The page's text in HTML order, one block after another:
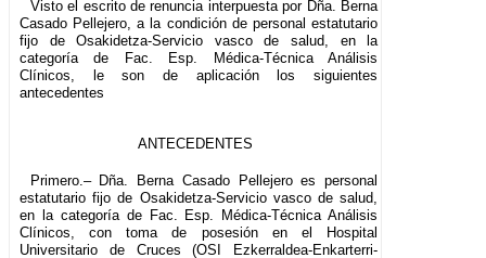
Visto el escrito de renuncia interpuesta por Dña. Berna
Casado Pellejero, a la condición de personal estatutario
fijo de Osakidetza-Servicio vasco de salud, en la
categoría de Fac. Esp. Médica-Técnica Análisis
Clínicos, le son de aplicación los siguientes
antecedentes
ANTECEDENTES
Primero.– Dña. Berna Casado Pellejero es personal
estatutario fijo de Osakidetza-Servicio vasco de salud,
en la categoría de Fac. Esp. Médica-Técnica Análisis
Clínicos, con toma de posesión en el Hospital
Universitario de Cruces (OSI Ezkerraldea-Enkarterri-